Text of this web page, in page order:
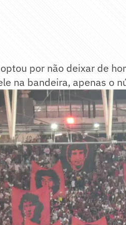
por não deixar de
na bandeira, apenas o